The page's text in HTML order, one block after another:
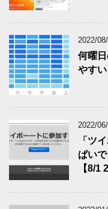
2022/
何曜
やす
2022/
「ツ
ぱい
【8/1